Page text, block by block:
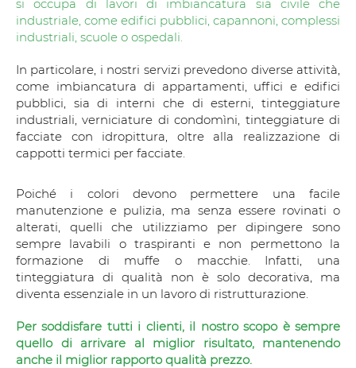
si occupa di lavori di imbiancatura sia civile che
industriale, come edifici pubblici, capannoni, complessi
industriali, scuole o ospedali.
In particolare, i nostri servizi prevedono diverse attività,
come imbiancatura di appartamenti, uffici e edifici
pubblici, sia di interni che di esterni, tinteggiature
industriali, verniciature di condomìni, tinteggiature di
facciate con idropittura, oltre alla realizzazione di
cappotti termici per facciate.
Poiché i colori devono permettere una facile
manutenzione e pulizia, ma senza essere rovinati o
alterati, quelli che utilizziamo per dipingere sono
sempre lavabili o traspiranti e non permettono la
formazione di muffe o macchie. Infatti, una
tinteggiatura di qualità non è solo decorativa, ma
diventa essenziale in un lavoro di ristrutturazione.
Per soddisfare tutti i clienti, il nostro scopo è sempre
quello di arrivare al miglior risultato, mantenendo
anche il miglior rapporto qualità prezzo.